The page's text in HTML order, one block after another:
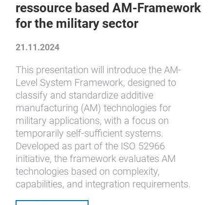
ressource based AM-Framework
for the military sector
21.11.2024
This presentation will introduce the AM-
Level System Framework, designed to
classify and standardize additive
manufacturing (AM) technologies for
military applications, with a focus on
temporarily self-sufficient systems.
Developed as part of the ISO 52966
initiative, the framework evaluates AM
technologies based on complexity,
capabilities, and integration requirements.